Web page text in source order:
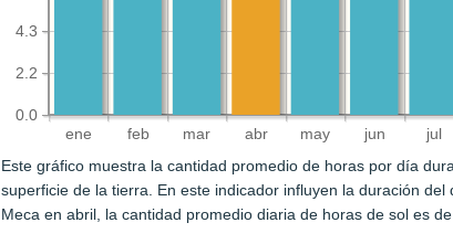
ene feb mar abr may jun jul
0.0
2.2
4.3
Este gráfico muestra la cantidad promedio de horas por día
superficie de la tierra. En este indicador influyen la duración
Meca en abril, la cantidad promedio diaria de horas de sol es